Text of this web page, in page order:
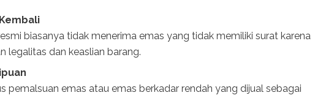
biasanya tidak menerima emas yang tidak memiliki surat karena
legalitas dan keaslian barang.
pemalsuan emas atau emas berkadar rendah yang dijual sebagai